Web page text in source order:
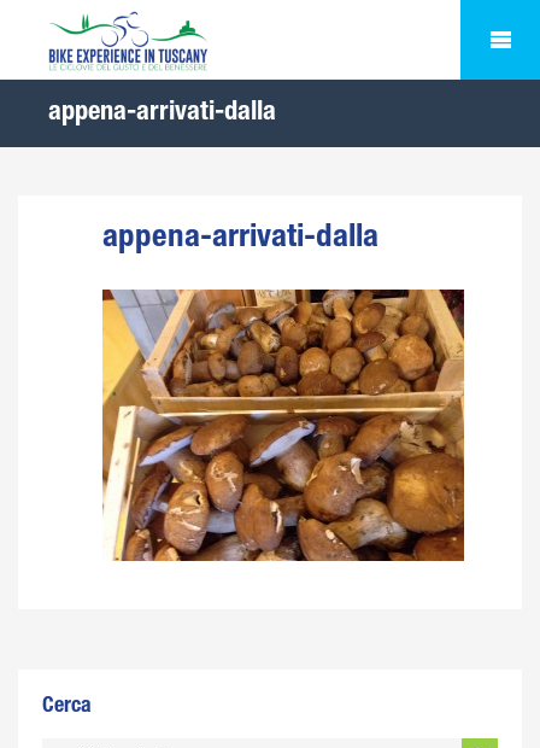
appena-arrivati-dalla
appena-arrivati-dalla
Cerca